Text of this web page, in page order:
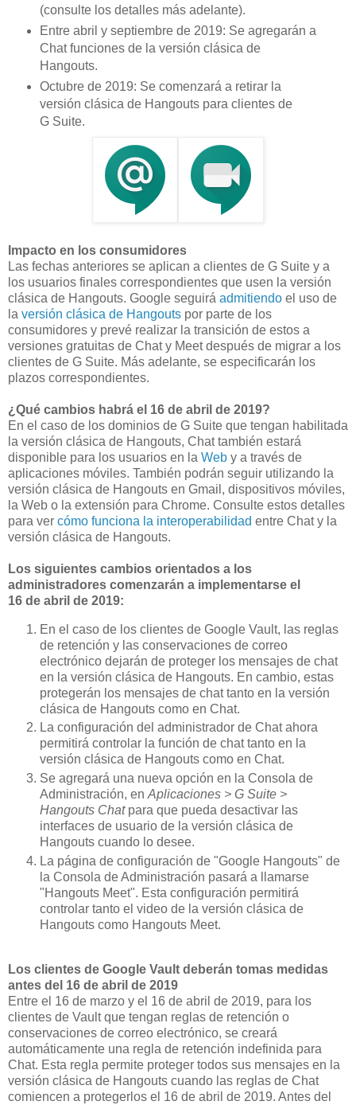
(consulte los detalles más adelante).
Entre abril y septiembre de 2019: Se agregarán a
Chat funciones de la versión clásica de
Hangouts.
Octubre de 2019: Se comenzará a retirar la
versión clásica de Hangouts para clientes de
G Suite.
Impacto en los consumidores
Las fechas anteriores se aplican a clientes de G Suite y a
los usuarios finales correspondientes que usen la versión
clásica de Hangouts. Google seguirá admitiendo el uso de
la versión clásica de Hangouts por parte de los
consumidores y prevé realizar la transición de estos a
versiones gratuitas de Chat y Meet después de migrar a los
clientes de G Suite. Más adelante, se especificarán los
plazos correspondientes.
¿Qué cambios habrá el 16 de abril de 2019?
En el caso de los dominios de G Suite que tengan habilitada
la versión clásica de Hangouts, Chat también estará
disponible para los usuarios en la Web y a través de
aplicaciones móviles. También podrán seguir utilizando la
versión clásica de Hangouts en Gmail, dispositivos móviles,
la Web o la extensión para Chrome. Consulte estos detalles
para ver cómo funciona la interoperabilidad entre Chat y la
versión clásica de Hangouts.
Los siguientes cambios orientados a los
administradores comenzarán a implementarse el
16 de abril de 2019:
En el caso de los clientes de Google Vault, las reglas
de retención y las conservaciones de correo
electrónico dejarán de proteger los mensajes de chat
en la versión clásica de Hangouts. En cambio, estas
protegerán los mensajes de chat tanto en la versión
clásica de Hangouts como en Chat.
La configuración del administrador de Chat ahora
permitirá controlar la función de chat tanto en la
versión clásica de Hangouts como en Chat.
Se agregará una nueva opción en la Consola de
Administración, enAplicaciones > G Suite >
Hangouts Chatpara que pueda desactivar las
interfaces de usuario de la versión clásica de
Hangouts cuando lo desee.
La página de configuración de "Google Hangouts" de
la Consola de Administración pasará a llamarse
"Hangouts Meet". Esta configuración permitirá
controlar tanto el video de la versión clásica de
Hangouts como Hangouts Meet.
Los clientes de Google Vault deberán tomas medidas
antes del 16 de abril de 2019
Entre el 16 de marzo y el 16 de abril de 2019, para los
clientes de Vault que tengan reglas de retención o
conservaciones de correo electrónico, se creará
automáticamente una regla de retención indefinida para
Chat. Esta regla permite proteger todos sus mensajes en la
versión clásica de Hangouts cuando las reglas de Chat
comiencen a protegerlos el 16 de abril de 2019. Antes del